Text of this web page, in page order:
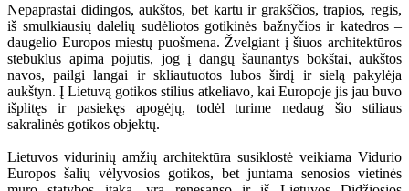
Nepaprastai didingos, aukštos, bet kartu ir grakščios, trapios, regis,
iš smulkiausių dalelių sudėliotos gotikinės bažnyčios ir katedros –
daugelio Europos miestų puošmena. Žvelgiant į šiuos architektūros
stebuklus apima pojūtis, jog į dangų šaunantys bokštai, aukštos
navos, pailgi langai ir skliautuotos lubos širdį ir sielą pakylėja
aukštyn. Į Lietuvą gotikos stilius atkeliavo, kai Europoje jis jau buvo
išplitęs ir pasiekęs apogėjų, todėl turime nedaug šio stiliaus
sakralinės gotikos objektų.
Lietuvos vidurinių amžių architektūra susiklostė veikiama Vidurio
Europos šalių vėlyvosios gotikos, bet juntama senosios vietinės